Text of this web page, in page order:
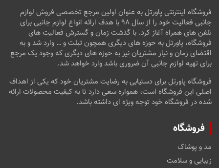
فروشگاه اینترنتی پاورتل به عنوان اولین مرجع تخصصی فروش لوازم
جانبی فعالیت خود را از سال ۹۸ با هدف ارائه انواع لوازم جانبی برای
تلفن های همراه آغاز کرد. با گذشت زمان و گسترش فعالیت های
فروشگاه، پاورتل به حوزه های دیگری همچون تبلت و … وارد شد و به
اقتضای زمان و نیاز مشتریان نیز به حوزه های دیگری که وجود یک مرجع
برای تهیه لوازم جانبی آن ضروری باشد وارد خواهد شد.
فروشگاه پاورتل برای دستیابی به رضایت مشتریان خود که یکی از اهداف
اصلی این فروشگاه است، همواره سعی دارد تا به کیفیت محصولات ارائه
شده در فروشگاه خود توجه ویژه ای داشته باشد.
فروشگاه
مد و پوشاک
زیبایی و سلامت